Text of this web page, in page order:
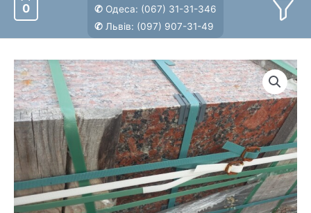
0
✆ Одеса: (067) 31-31-346
✆ Львів: (097) 907-31-49